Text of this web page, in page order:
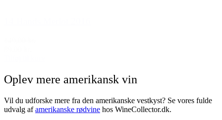
Oplev mere amerikansk vin
Vil du udforske mere fra den amerikanske vestkyst? Se vores fulde
udvalg afamerikanske rødvine hos WineCollector.dk.